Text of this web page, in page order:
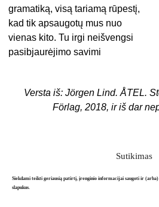
Sutikimas
Siekdami teikti geriausią patirtį, įrenginio informacijai saugoti ir (arba)
slapukus.
gramatiką, visą tariamą rūpestį,
kad tik apsaugotų mus nuo
vienas kito. Tu irgi neišvengsi
pasibjaurėjimo savimi
Versta iš: Jörgen Lind. ÅTEL.
Förlag, 2018, ir iš dar